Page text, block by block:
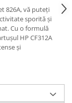
826A, vă puteți
sporită și
Cu o formulă
HP CF312A
și